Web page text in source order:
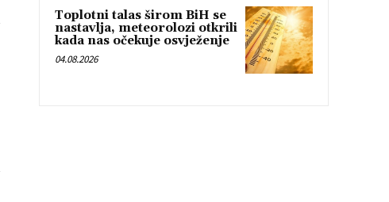
Toplotni talas širom BiH se
nastavlja, meteorolozi otkrili
kada nas očekuje osvježenje
04.08.2026